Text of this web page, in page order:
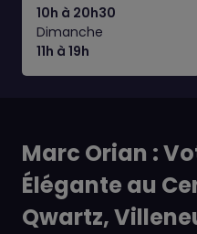
10h à 20h30
Dimanche
11h à 19h
Marc Orian :
Élégante au
Qwartz,